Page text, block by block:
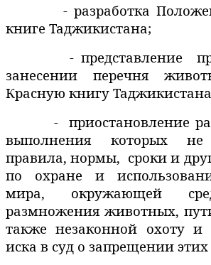
- разработка
книге Таджикистана;
- представление
занесении перечня
Красную книгу
-
приостановление
выполнения которых не
правила, нормы, сроки и
по охране и
мира, окружающей
размножения животных,
также незаконной охоту и
иска в суд о запрещении